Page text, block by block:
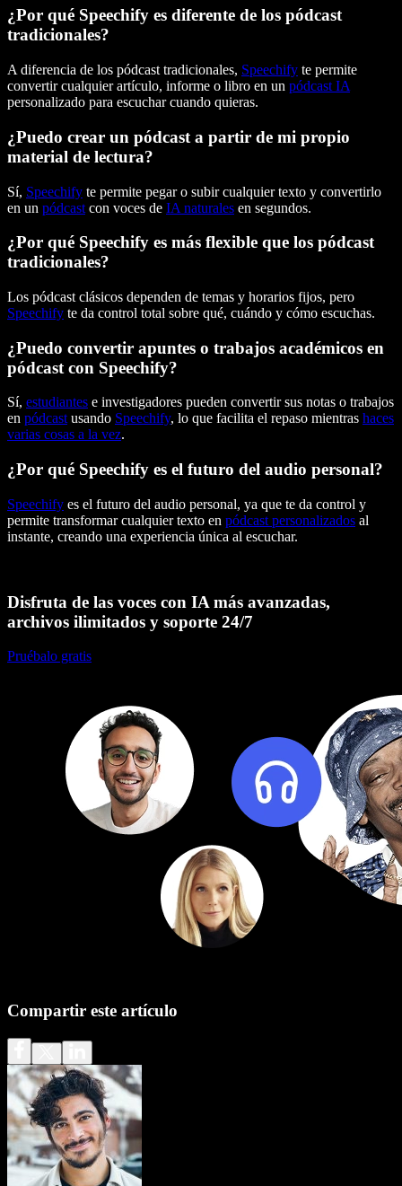
¿Por qué Speechify es diferente de los pódcast
tradicionales?
A diferencia de los pódcast tradicionales, Speechify te permite
convertir cualquier artículo, informe o libro en un pódcast IA
personalizado para escuchar cuando quieras.
¿Puedo crear un pódcast a partir de mi propio
material de lectura?
Sí, Speechify te permite pegar o subir cualquier texto y convertirlo
en un pódcast con voces de IA naturales en segundos.
¿Por qué Speechify es más flexible que los pódcast
tradicionales?
Los pódcast clásicos dependen de temas y horarios fijos, pero
Speechify te da control total sobre qué, cuándo y cómo escuchas.
¿Puedo convertir apuntes o trabajos académicos en
pódcast con Speechify?
Sí, estudiantes e investigadores pueden convertir sus notas o trabajos
en pódcastusando Speechify, lo que facilita el repaso mientras haces
varias cosas a la vez.
¿Por qué Speechify es el futuro del audio personal?
Speechify es el futuro del audio personal, ya que te da control y
permite transformar cualquier texto en pódcast personalizados al
instante, creando una experiencia única al escuchar.
Disfruta de las voces con IA más avanzadas,
archivos ilimitados y soporte 24/7
Pruébalo gratis
Compartir este artículo